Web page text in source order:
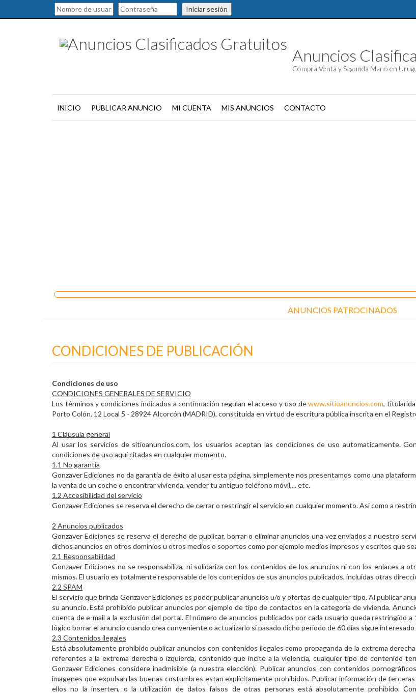
Iniciar sesión
Anuncios
Compra Venta y Segunda Mano en
INICIO PUBLICAR ANUNCIO MI CUENTA MIS ANUNCIOS CONTACTO
ANUNCIOS PATROCINADOS
CONDICIONES DE PUBLICACIÓN
Condiciones de uso
CONDICIONES GENERALES DE SERVICIO
Los términos y condiciones indicados a continuación regulan el acceso y uso dewww.sitioanuncios.com,
Porto Colón, 12 Local 5 - 28924 Alcorcón (MADRID), constituida en virtud de escritura pública inscrita en el
1 Cláusula general
Al usar los servicios de sitioanuncios.com, los usuarios aceptan las condiciones de uso automaticamente.
condiciones de uso aquí citadas en cualquier momento.
1.1 No garantia
Gonzaver Ediciones no da garantia de éxito al usar esta página, simplemente nos presentamos como una
la venta de un coche o encontrar vivienda, vender tu antiguo teléfono móvil,... etc.
1.2 Accesibilidad del servicio
Gonzaver Ediciones se reserva el derecho de cerrar o restringir el servicio en cualquier momento. Asi como a
2 Anuncios publicados
Gonzaver Ediciones se reserva el derecho de publicar, borrar o eliminar anuncios una vez enviados a nuestro
dichos anuncios en otros dominios u otros medios o soportes como por ejemplo medios impresos y escritos que
2.1 Responsabilidad
Gonzaver Ediciones no se responsabiliza, ni solidariza con los contenidos de los anuncios ni con los enlaces a
mismos. El usuario es totalmente responsable de los contenidos de sus anuncios publicados, incluidas otras
2.2 SPAM
El servicio que brinda Gonzaver Ediciones es poder publicar anuncios u/o y ofertas de cualquier tipo. Al publicar
su anuncio. Está prohibido publicar anuncios por ejemplo de tipo de contactos en la categoría de vivienda.
cuenta de e-mail a la exclusión del portal. El número de anuncios publicados por cada usuario queda restringido
lógico borrar el anuncio cuando crea conveniente o actualizarlo si pasado dicho periodo de 60 días sigue interesado
2.3 Contenidos ilegales
Está absolutamente prohibido publicar anuncios con contenidos ilegales como propaganda de la extrema
referentes a la extrema derecha o izquierda, contenido que incite a la violencia, cualquier tipo de contenido
Gonzaver Ediciones considere inadmisible (a nuestra elección). Publicar anuncios con contenidos
imagenes que expulsan las buenas costumbres estan explicitamente prohibidos. Publicar información de
ellos no la inserten, o la utilización de datos falsos de otras personas está absolutamente prohibido.